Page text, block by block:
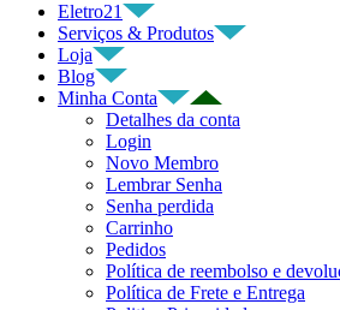
Eletro21
Serviços & Produtos
Loja
Blog
Minha Conta
Detalhes da conta
Login
Novo Membro
Lembrar Senha
Senha perdida
Carrinho
Pedidos
Política de reembolso e
Política de Frete e Entrega